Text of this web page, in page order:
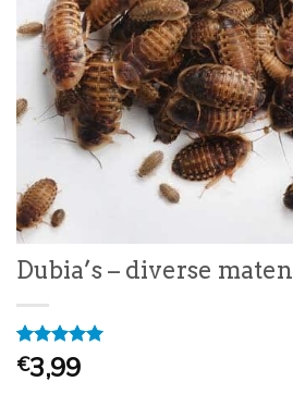
Dubia’s – diverse maten
Gewaardeerd
5op 5
1
€3,99